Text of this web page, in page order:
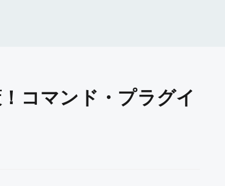
コマンド・プラグイ